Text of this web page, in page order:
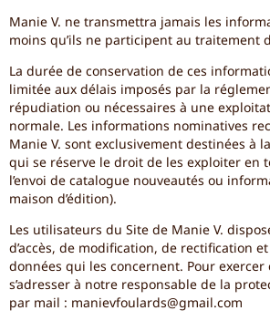
Manie V. ne transmettra jamais les
moins qu’ils ne participent au traitement
La durée de conservation de ces
limitée aux délais imposés par la
répudiation ou nécessaires à une
normale. Les informations nominatives
Manie V. sont exclusivement destinées à
qui se réserve le droit de les exploiter en
l’envoi de catalogue nouveautés ou
maison d’édition).
Les utilisateurs du Site de Manie V.
d’accès, de modification, de rectification
données qui les concernent. Pour
s’adresser à notre responsable de la
par mail : manievfoulards@gmail.com